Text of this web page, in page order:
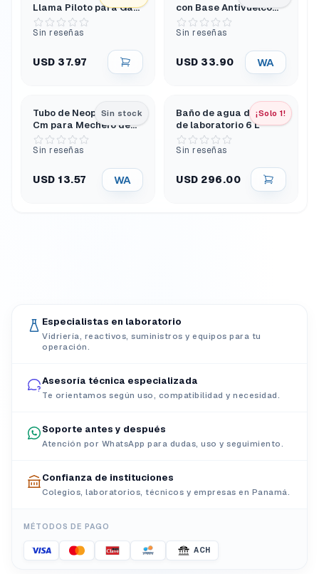
Llama Piloto para Gas
Propano, Tubo
Niquelado 100 Mm
Sin reseñas
USD 37.97
con Base Antivuelco
Stabilibase
Sin reseñas
USD 33.90 WA
Sin stock
Tubo de Neopreno 90
Cm para Mechero de
Laboratorio
Sin reseñas
USD 13.57 WA
¡Solo 1!
Baño de agua digital
de laboratorio 6 L
Sin reseñas
USD 296.00
Especialistas en laboratorio
Vidriería, reactivos, suministros y equipos para tu
operación.
Asesoría técnica especializada
Te orientamos según uso, compatibilidad y necesidad.
Soporte antes y después
Atención por WhatsApp para dudas, uso y seguimiento.
Confianza de instituciones
Colegios, laboratorios, técnicos y empresas en Panamá.
MÉTODOS DE PAGO
ACH